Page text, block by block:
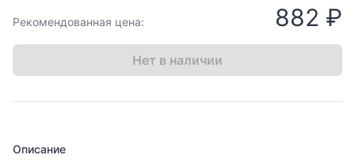
Рекомендованная цена: 882 ₽
Нет в наличии
Описание